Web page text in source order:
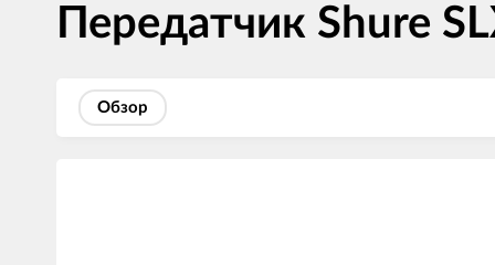
Передатчик Shure
Обзор